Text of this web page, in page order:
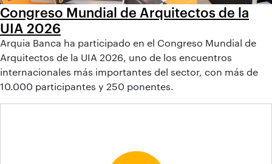
Congreso Mundial de Arquitectos de la
UIA 2026
Arquia Banca ha participado en el Congreso Mundial de
Arquitectos de la UIA 2026, uno de los encuentros
internacionales más importantes del sector, con más de
10.000 participantes y 250 ponentes.